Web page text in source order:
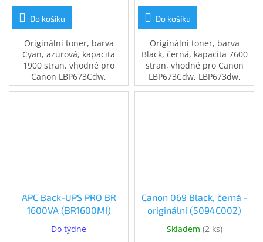
Do košíku
Originální toner, barva
Cyan, azurová, kapacita
1900 stran, vhodné pro
Canon LBP673Cdw,
LBP673dw, MF752Cdw,
Do košíku
Originální toner, barva
Black, černá, kapacita 7600
stran, vhodné pro Canon
LBP673Cdw, LBP673dw,
MF752Cdw, MF754Cdw
APC Back-UPS PRO BR
1600VA (BR1600MI)
Do týdne
Canon 069 Black, černá -
originální (5094C002)
Skladem (2 ks)